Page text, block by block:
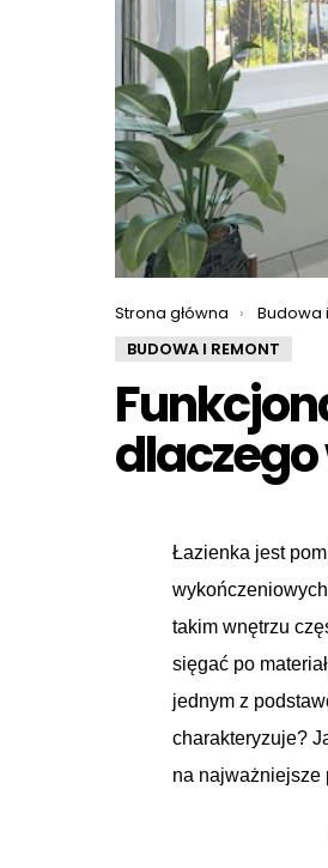
You are here:
Strona główna Budowa
BUDOWA I REMONT
Łazienka jest
takim wnętrzu
sięgać po
jednym z
charakteryzuje?
na najważniejsze